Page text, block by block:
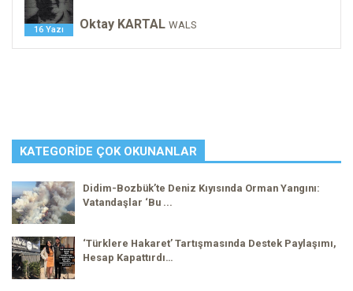
16 Yazı Oktay KARTAL WALS
KATEGORIDE ÇOK OKUNANLAR
Didim-Bozbük’te Deniz Kıyısında Orman Yangını:
Vatandaşlar ‘Bu ...
‘Türklere Hakaret’ Tartışmasında Destek Paylaşımı,
Hesap Kapattırdı…